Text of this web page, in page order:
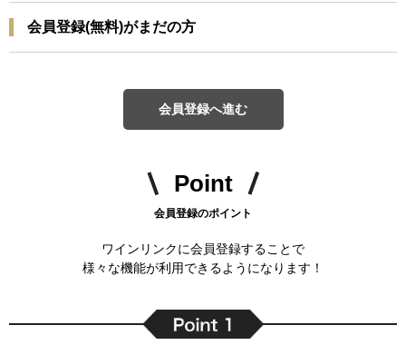
会員登録(無料)がまだの方
会員登録へ進む
Point
会員登録のポイント
ワインリンクに会員登録することで
様々な機能が利用できるようになります！